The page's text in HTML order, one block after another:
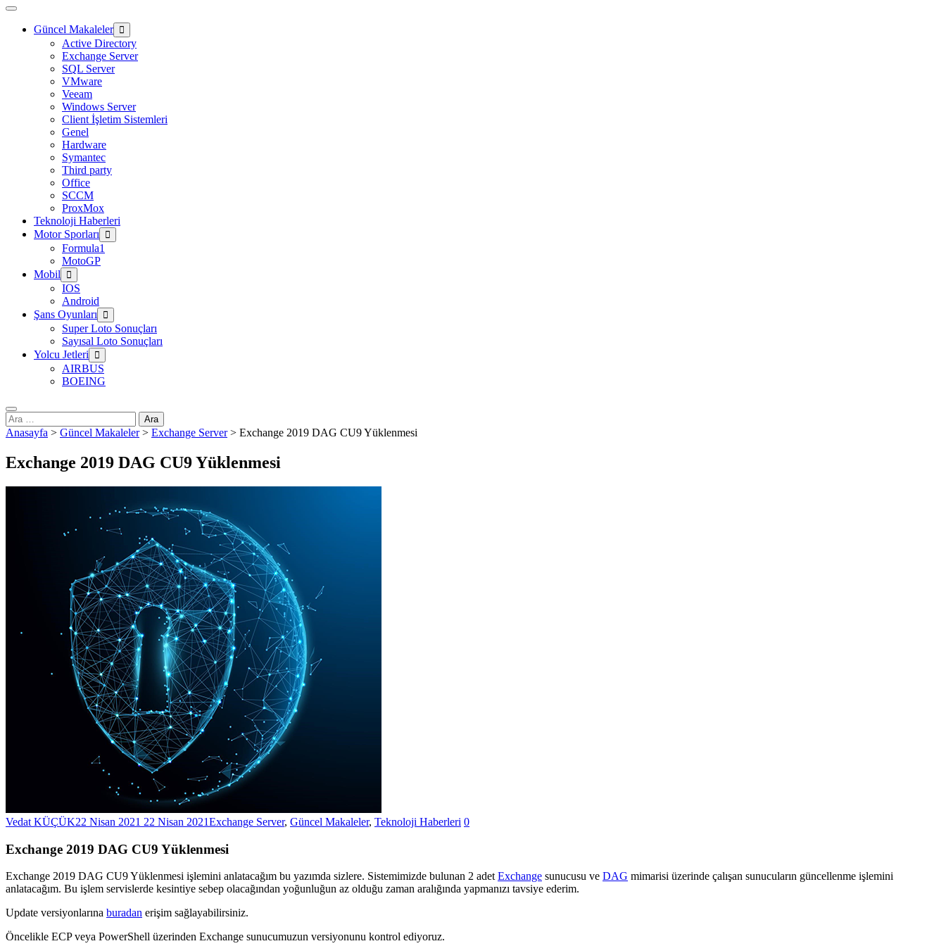
Güncel Makaleler
Active Directory
Exchange Server
SQL Server
VMware
Veeam
Windows Server
Client İşletim Sistemleri
Genel
Hardware
Symantec
Third party
Office
SCCM
ProxMox
Teknoloji Haberleri
Motor Sporları
Formula1
MotoGP
Mobil
IOS
Android
Şans Oyunları
Super Loto Sonuçları
Sayısal Loto Sonuçları
Yolcu Jetleri
AIRBUS
BOEING
Arama:
Anasayfa > Güncel Makaleler> Exchange Server> Exchange 2019 DAG CU9 Yüklenmesi
Exchange 2019 DAG CU9 Yüklenmesi
Vedat KÜÇÜK22 Nisan 2021 22 Nisan 2021Exchange Server, Güncel Makaleler, Teknoloji Haberleri 0
Exchange 2019 DAG CU9 Yüklenmesi
Exchange 2019 DAG CU9 Yüklenmesi işlemini anlatacağım bu yazımda sizlere. Sistemimizde bulunan 2 adet Exchange sunucusu ve DAG mimarisi üzerinde çalışan sunucuların güncellenme işlemini
anlatacağım. Bu işlem servislerde kesintiye sebep olacağından yoğunluğun az olduğu zaman aralığında yapmanızı tavsiye ederim.
Update versiyonlarına buradan erişim sağlayabilirsiniz.
Öncelikle ECP veya PowerShell üzerinden Exchange sunucumuzun versiyonunu kontrol ediyoruz.